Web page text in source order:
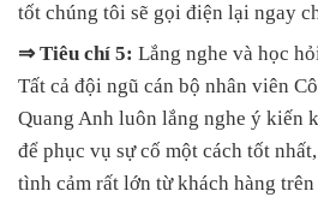
tốt chúng tôi sẽ gọi điện lại ngay
⇒ Tiêu chí 5: Lắng nghe và học
Tất cả đội ngũ cán bộ nhân viên
Quang Anh luôn lắng nghe ý kiến
để phục vụ sự cố một cách tốt
tình cảm rất lớn từ khách hàng